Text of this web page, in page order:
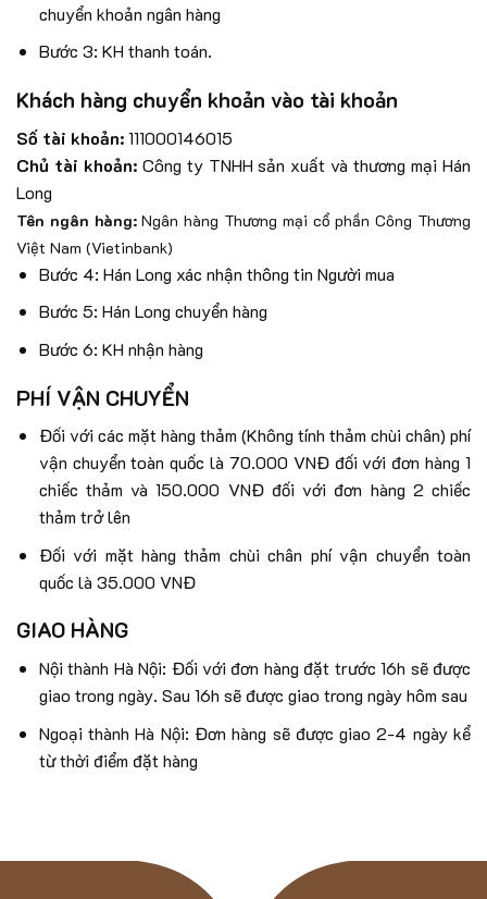
chuyển khoản ngân hàng
Bước 3: KH thanh toán.
Khách hàng chuyển khoản vào tài khoản
Số tài khoản:111000146015
Chủ tài khoản:Công ty TNHH sản xuất và thương mại Hán
Long
Tên ngân hàng:Ngân hàng Thương mại cổ phần Công Thương
Việt Nam (Vietinbank)
Bước 4: Hán Long xác nhận thông tin Người mua
Bước 5: Hán Long chuyển hàng
Bước 6: KH nhận hàng
PHÍ VẬN CHUYỂN
Đối với các mặt hàng thảm (Không tính thảm chùi chân) phí
vận chuyển toàn quốc là 70.000 VNĐ đối với đơn hàng 1
chiếc thảm và 150.000 VNĐ đối với đơn hàng 2 chiếc
thảm trở lên
Đối với mặt hàng thảm chùi chân phí vận chuyển toàn
quốc là 35.000 VNĐ
GIAO HÀNG
Nội thành Hà Nội: Đối với đơn hàng đặt trước 16h sẽ được
giao trong ngày. Sau 16h sẽ được giao trong ngày hôm sau
Ngoại thành Hà Nội: Đơn hàng sẽ được giao 2-4 ngày kể
từ thời điểm đặt hàng